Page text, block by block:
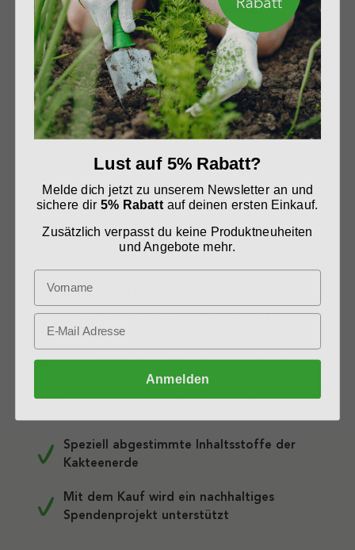
vergleichbare Erde mit so einem
hohen mineralischen Anteil
gesehen - Top.
Jutta C., Bonn
Warum Presto Humus Kakteenerde -
Bonsaierde torffrei kaufen?
Schonende Aufzucht, zu 100% torffrei
Speziell abgestimmte Inhaltsstoffe der
Kakteenerde
Mit dem Kauf wird ein nachhaltiges
Spendenprojekt unterstützt
Lust auf 5% Rabatt?
Melde dich jetzt zu unserem Newsletter an und
sichere dir 5% Rabattauf deinen ersten Einkauf.
Zusätzlich verpasst du keine Produktneuheiten
und Angebote mehr.
Anmelden